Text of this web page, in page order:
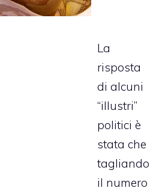
La
risposta
di alcuni
“illustri”
politici è
stata che
tagliando
il numero